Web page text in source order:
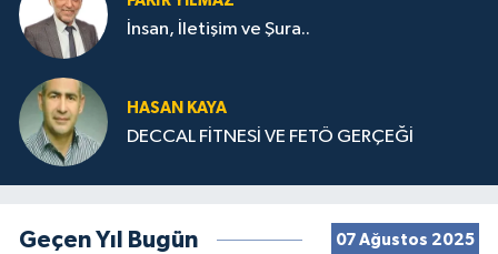
İnsan, İletişim ve Şura..
HASAN KAYA
DECCAL FİTNESİ VE FETÖ GERÇEĞİ
Geçen Yıl Bugün 07 Ağustos 2025